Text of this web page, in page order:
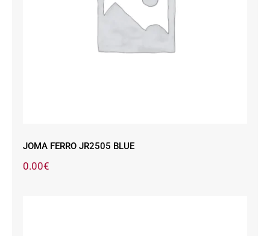
JOMA FERRO JR2505 BLUE
JOMA FERRO JR2505 BLUE
0.00€